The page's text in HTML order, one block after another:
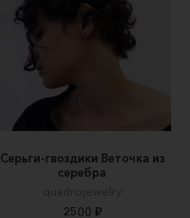
Серьги-гвоздики Веточка из
серебра
quadrojewelry
2500 ₽